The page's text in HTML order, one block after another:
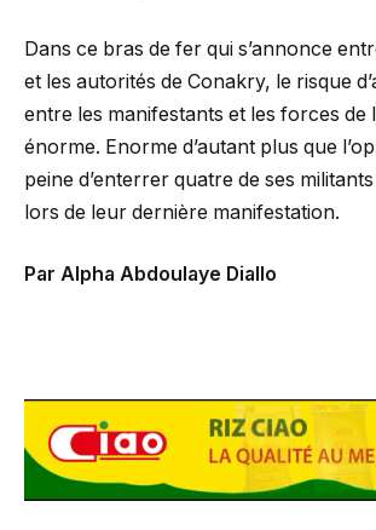
Dans ce bras de fer qui s’annonce
et les autorités de Conakry, le risque
entre les manifestants et les forces de
énorme. Enorme d’autant plus que
peine d’enterrer quatre de ses
lors de leur dernière manifestation.
Par Alpha Abdoulaye Diallo